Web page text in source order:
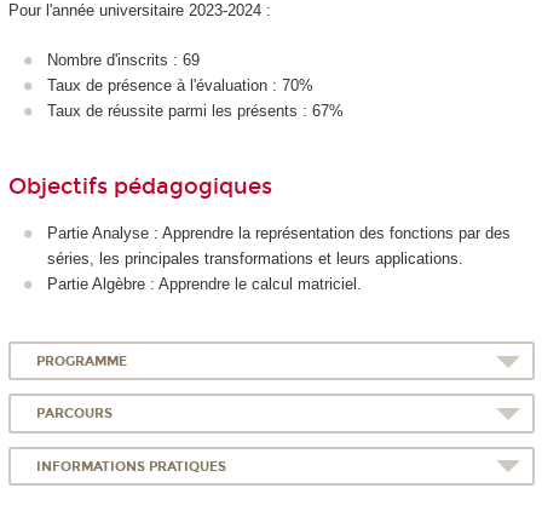
Pour l'année universitaire 2023-2024 :
Nombre d'inscrits : 69
Taux de présence à l'évaluation : 70%
Taux de réussite parmi les présents : 67%
Objectifs pédagogiques
Partie Analyse : Apprendre la représentation des fonctions par des
séries, les principales transformations et leurs applications.
Partie Algèbre : Apprendre le calcul matriciel.
PROGRAMME
PARCOURS
INFORMATIONS PRATIQUES